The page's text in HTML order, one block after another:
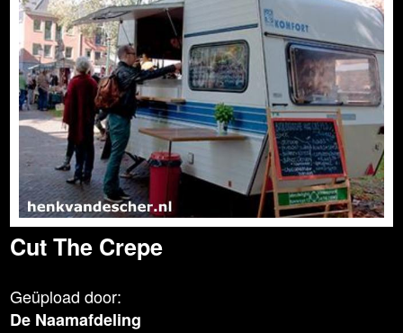
Cut The Crepe
Geüpload door:
De Naamafdeling